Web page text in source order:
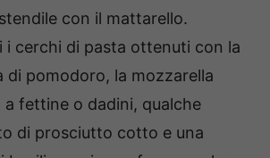
con il mattarello.
i cerchi di pasta ottenuti con la
di pomodoro, la mozzarella
a fettine o dadini, qualche
di prosciutto cotto e una